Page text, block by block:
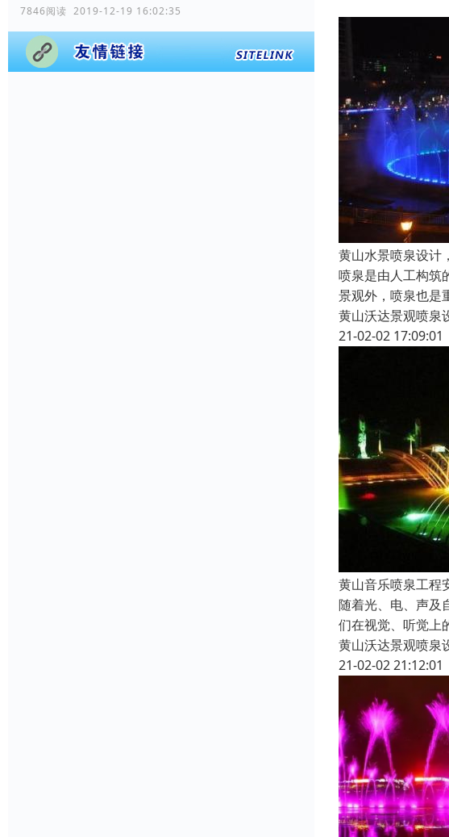
7846阅读 2019-12-19 16:02:35
黄山水景喷泉设计
喷泉是由人工构筑
景观外，喷泉也是
黄山沃达景观喷泉
21-02-02 17:09:01
黄山音乐喷泉工程
随着光、电、声及
们在视觉、听觉上
黄山沃达景观喷泉
21-02-02 21:12:01